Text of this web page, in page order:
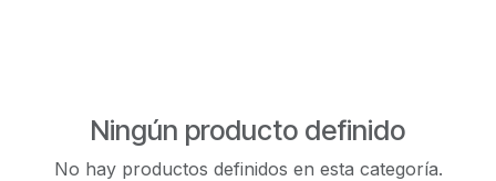
Ningún producto definido
No hay productos definidos en esta categoría.